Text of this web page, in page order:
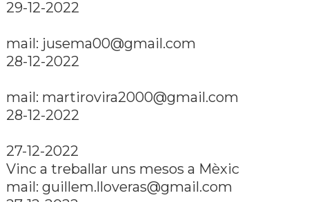
29-12-2022
mail: jusema00@gmail.com
28-12-2022
mail: martirovira2000@gmail.com
28-12-2022
27-12-2022
Vinc a treballar uns mesos a Mèxic
mail: guillem.lloveras@gmail.com